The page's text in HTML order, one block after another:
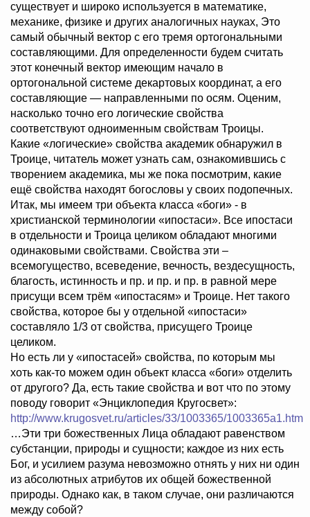
существует и широко используется в математике,
механике, физике и других аналогичных науках, Это
самый обычный вектор с его тремя ортогональными
составляющими. Для определенности будем считать
этот конечный вектор имеющим начало в
ортогональной системе декартовых координат, а его
составляющие — направленными по осям. Оценим,
насколько точно его логические свойства
соответствуют одноименным свойствам Троицы.
Какие «логические» свойства академик обнаружил в
Троице, читатель может узнать сам, ознакомившись с
творением академика, мы же пока посмотрим, какие
ещё свойства находят богословы у своих подопечных.
Итак, мы имеем три объекта класса «боги» - в
христианской терминологии «ипостаси». Все ипостаси
в отдельности и Троица целиком обладают многими
одинаковыми свойствами. Свойства эти –
всемогущество, всеведение, вечность, вездесущность,
благость, истинность и пр. и пр. и пр. в равной мере
присущи всем трём «ипостасям» и Троице. Нет такого
свойства, которое бы у отдельной «ипостаси»
составляло 1/3 от свойства, присущего Троице
целиком.
Но есть ли у «ипостасей» свойства, по которым мы
хоть как-то можем один объект класса «боги» отделить
от другого? Да, есть такие свойства и вот что по этому
поводу говорит «Энциклопедия Кругосвет»:
http://www.krugosvet.ru/articles/33/1003365/1003365a1.htm
…Эти три божественных Лица обладают равенством
субстанции, природы и сущности; каждое из них есть
Бог, и усилием разума невозможно отнять у них ни один
из абсолютных атрибутов их общей божественной
природы. Однако как, в таком случае, они различаются
между собой?